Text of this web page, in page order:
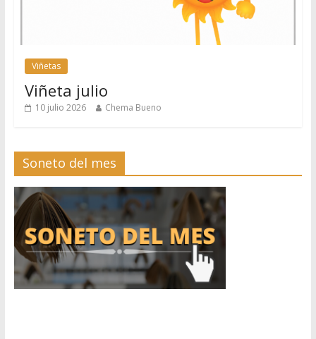
Viñetas
Viñeta julio
10 julio 2026 Chema Bueno
Soneto del mes